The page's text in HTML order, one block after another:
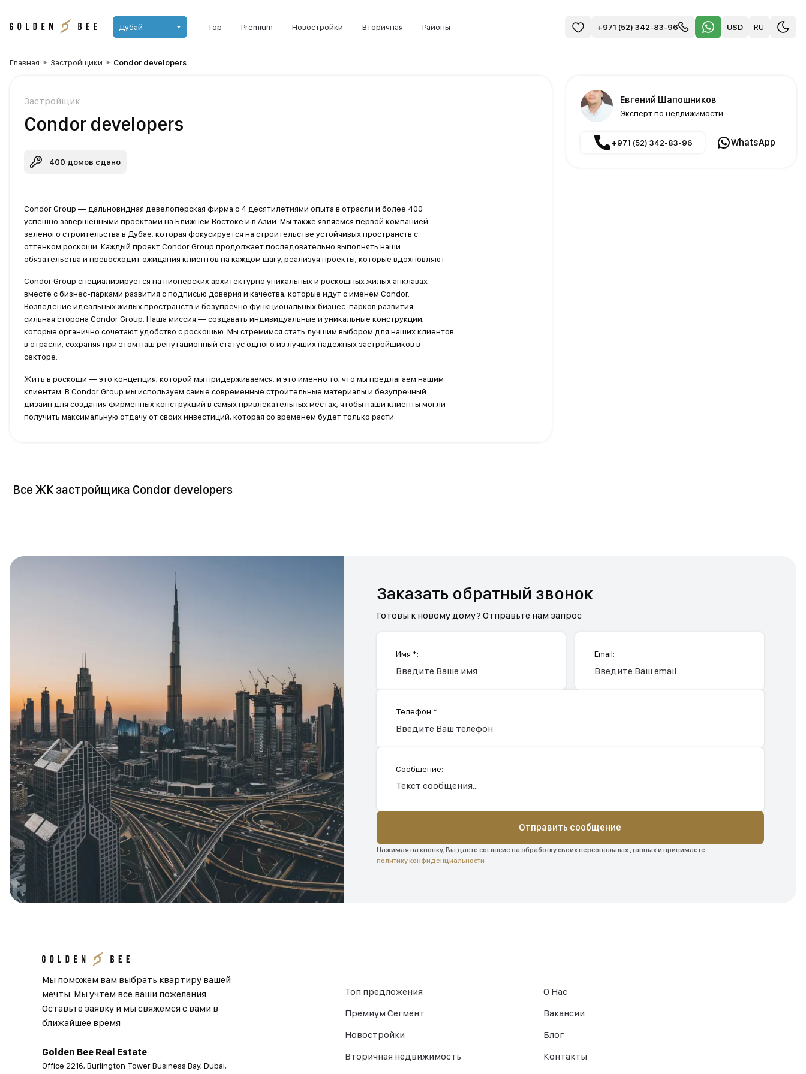
Дубай Top Premium Новостройки Вторичная Районы +971 (52) 342-83-96 USD RU
Главная Застройщики Condor developers
Застройщик
Condor developers
400 домов сдано
Condor Group — дальновидная девелоперская фирма с 4 десятилетиями опыта в отрасли и более 400
успешно завершенными проектами на Ближнем Востоке и в Азии. Мы также являемся первой компанией
зеленого строительства в Дубае, которая фокусируется на строительстве устойчивых пространств с
оттенком роскоши. Каждый проект Condor Group продолжает последовательно выполнять наши
обязательства и превосходит ожидания клиентов на каждом шагу, реализуя проекты, которые вдохновляют.
Condor Group специализируется на пионерских архитектурно уникальных и роскошных жилых анклавах
вместе с бизнес-парками развития с подписью доверия и качества, которые идут с именем Condor.
Возведение идеальных жилых пространств и безупречно функциональных бизнес-парков развития —
сильная сторона Condor Group. Наша миссия — создавать индивидуальные и уникальные конструкции,
которые органично сочетают удобство с роскошью. Мы стремимся стать лучшим выбором для наших клиентов
в отрасли, сохраняя при этом наш репутационный статус одного из лучших надежных застройщиков в
секторе.
Жить в роскоши — это концепция, которой мы придерживаемся, и это именно то, что мы предлагаем нашим
клиентам. В Condor Group мы используем самые современные строительные материалы и безупречный
дизайн для создания фирменных конструкций в самых привлекательных местах, чтобы наши клиенты могли
получить максимальную отдачу от своих инвестиций, которая со временем будет только расти.
Евгений Шапошников
Эксперт по недвижимости
+971 (52) 342-83-96 WhatsApp
Все ЖК застройщика Condor developers
Заказать обратный звонок
Готовы к новому дому? Отправьте нам запрос
Имя *: Email:
Телефон *:
Сообщение:
Отправить сообщение
Нажимая на кнопку, Вы даете согласие на обработку своих персональных данных и принимаете
политику конфиденциальности
Мы поможем вам выбрать квартиру вашей
мечты. Мы учтем все ваши пожелания.
Оставьте заявку и мы свяжемся с вами в
ближайшее время
Golden Bee Real Estate
Office 2216, Burlington Tower Business Bay, Dubai,
Топ предложения
Премиум Сегмент
Новостройки
Вторичная недвижимость
О Нас
Вакансии
Блог
Контакты